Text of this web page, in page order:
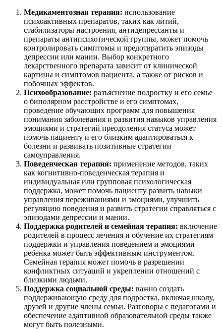
Медикаментозная терапия: использование
психоактивных препаратов, таких как литий,
стабилизаторы настроения, антидепрессанты и
препараты антипсихотической группы, может помочь
контролировать симптомы и предотвратить эпизоды
депрессии или мании. Выбор конкретного
лекарственного препарата зависит от клинической
картины и симптомов пациента, а также от рисков и
побочных эффектов.
Психообразование: разъяснение подростку и его семье
о биполярном расстройстве и его симптомах,
проведение обучающих программ для повышения
понимания заболевания и развития навыков управления
эмоциями и стратегий преодоления статуса может
помочь пациенту и его близким адаптироваться к
болезни и развивать позитивные стратегии
самоуправления.
Поведенческая терапия: применение методов, таких
как когнитивно-поведенческая терапия и
индивидуальная или групповая психологическая
поддержка, может помочь пациенту развить навыки
управления переживаниями и эмоциями, улучшить
регуляцию поведения и развить стратегии справляться с
эпизодами депрессии и мании.
Поддержка родителей и семейная терапия: включение
родителей в процесс лечения и обучение их стратегиям
поддержки и управления поведением и эмоциями
ребенка может быть эффективным инструментом.
Семейная терапия может помочь в разрешении
конфликтных ситуаций и укреплении отношений с
близкими людьми.
Поддержка социальной среды: важно создать
поддерживающую среду для подростка, включая школу,
друзей и другие члены семьи. Разговоры с педагогами и
обеспечение адаптивной образовательной среды также
могут быть полезными.